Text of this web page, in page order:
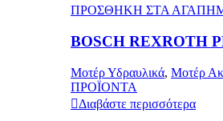
ΠΡΟΣΘΗΚΗ ΣΤΑ
BOSCH REXROTH
Μοτέρ Υδραυλικά, Μοτέρ
ΠΡΟΪΟΝΤΑ
Διαβάστε περισσότερα